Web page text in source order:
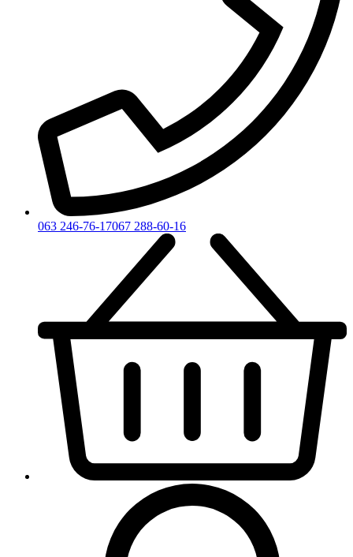
063 246-76-17067 288-60-16